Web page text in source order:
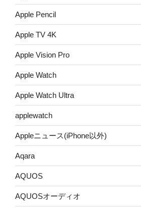
Apple Pencil
Apple TV 4K
Apple Vision Pro
Apple Watch
Apple Watch Ultra
applewatch
Appleニュース(iPhone以外)
Aqara
AQUOS
AQUOSオーディオ